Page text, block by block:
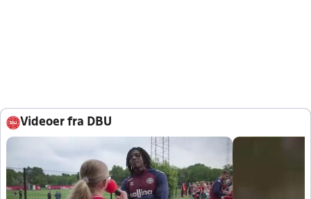
Videoer fra DBU